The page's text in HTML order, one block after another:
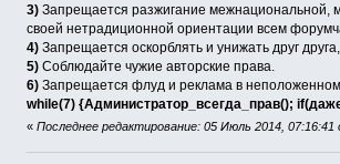
3) Запрещается разжигание межнациональной,
своей нетрадиционной ориентации всем
4) Запрещается оскорблять и унижать друг
5) Соблюдайте чужие авторские права.
6) Запрещается флуд и реклама в
while(7) {Администратор_всегда_прав();
«Последнее редактирование: 05 Июль 2014, 07:16:41